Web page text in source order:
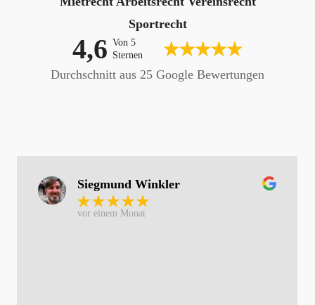
Sportrecht
4,6 Von 5
Sternen
Durchschnitt aus 25 Google Bewertungen
Siegmund Winkler
vor einem Monat